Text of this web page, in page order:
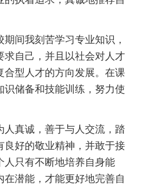
间我刻苦学习专业知识，
求自己，并且以社会对人才
合型人才的方向发展。在课
储备和技能训练，努力使
真诚，善于与人交流，踏
良好的敬业精神，并敢于接
人只有不断地培养自身能
潜能，才能更好地完善自